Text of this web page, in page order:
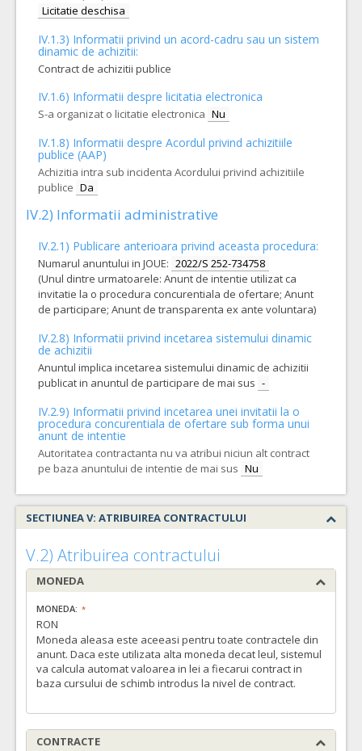
Licitatie deschisa
IV.1.3) Informatii privind un acord-cadru sau un sistem
dinamic de achizitii:
Contract de achizitii publice
IV.1.6) Informatii despre licitatia electronica
S-a organizat o licitatie electronica Nu
IV.1.8) Informatii despre Acordul privind achizitiile
publice (AAP)
Achizitia intra sub incidenta Acordului privind achizitiile
publice Da
IV.2) Informatii administrative
IV.2.1) Publicare anterioara privind aceasta procedura:
Numarul anuntului in JOUE: 2022/S 252-734758
(Unul dintre urmatoarele: Anunt de intentie utilizat ca
invitatie la o procedura concurentiala de ofertare; Anunt
de participare; Anunt de transparenta ex ante voluntara)
IV.2.8) Informatii privind incetarea sistemului dinamic
de achizitii
Anuntul implica incetarea sistemului dinamic de achizitii
publicat in anuntul de participare de mai sus -
IV.2.9) Informatii privind incetarea unei invitatii la o
procedura concurentiala de ofertare sub forma unui
anunt de intentie
Autoritatea contractanta nu va atribui niciun alt contract
pe baza anuntului de intentie de mai sus Nu
SECTIUNEA V: ATRIBUIREA CONTRACTULUI
V.2) Atribuirea contractului
MONEDA
MONEDA:
RON
Moneda aleasa este aceeasi pentru toate contractele din
anunt. Daca este utilizata alta moneda decat leul, sistemul
va calcula automat valoarea in lei a fiecarui contract in
baza cursului de schimb introdus la nivel de contract.
CONTRACTE